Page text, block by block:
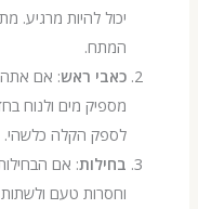
יכול להיות מרגיע. מתיחות
כאבי ראש: אם אתה מתמודד
מספיק מים ולנוח בחדר שקט
לספק הקלה כלשהי.
בחילות: אם הבחילות
וחסרות טעם ולשתות תה